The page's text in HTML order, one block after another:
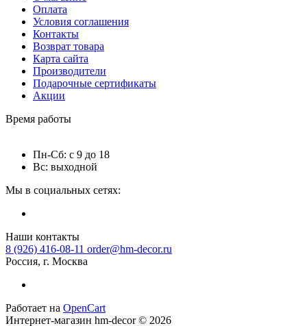
Оплата
Условия соглашения
Контакты
Возврат товара
Карта сайта
Производители
Подарочные сертификаты
Акции
Время работы
Пн-Сб: с 9 до 18
Вс: выходной
Мы в социальных сетях:
Наши контакты
8 (926) 416-08-11 order@hm-decor.ru
Россия, г. Москва
Работает на OpenCart
Интернет-магазин hm-decor © 2026